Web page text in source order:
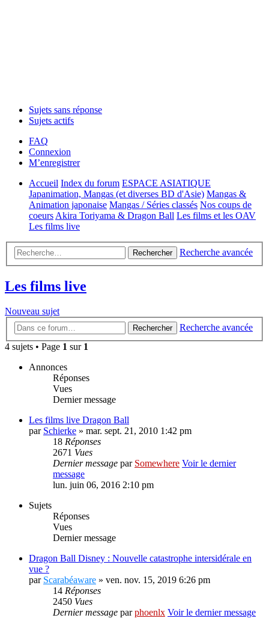
Sujets sans réponse
Sujets actifs
FAQ
Connexion
M’enregistrer
Accueil Index du forum ESPACE ASIATIQUE
Japanimation, Mangas (et diverses BD d'Asie) Mangas &
Animation japonaise Mangas / Séries classés Nos coups de
coeurs Akira Toriyama & Dragon Ball Les films et les OAV
Les films live
Rechercher Recherche avancée
Les films live
Nouveau sujet
Rechercher
Recherche avancée
4 sujets • Page 1 sur 1
Annonces
Réponses
Vues
Dernier message
Les films live Dragon Ball
par Schierke » mar. sept. 21, 2010 1:42 pm
18 Réponses
2671 Vues
Dernier message par Somewhere Voir le dernier
message
lun. juin 06, 2016 2:10 pm
Sujets
Réponses
Vues
Dernier message
Dragon Ball Disney : Nouvelle catastrophe intersidérale en
vue ?
par Scarabéaware » ven. nov. 15, 2019 6:26 pm
14 Réponses
2450 Vues
Dernier message parphoenlx Voir le dernier message